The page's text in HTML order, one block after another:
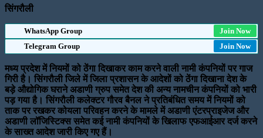
सिंगरौली
WhatsApp Group
Join Now
Telegram Group
Join Now
मध्य प्रदेश में नियमों को ठेंगा दिखाकर काम करने वाली नामी कंपनियों पर गाज
गिरी है। सिंगरौली जिले में जिला प्रशासन के आदेशों को ठेंगा दिखाना देश के
बड़े औद्योगिक घराने अडाणी ग्रुप समेत देश की अन्य नामचीन कंपनियों को भारी
पड़ गया है। सिंगरौली कलेक्टर गौरव बैनल ने प्रतिबंधित समय में नियमों को
ताक पर रखकर कोयला परिवहन करने के मामले में अडाणी एंटरप्राइजेज और
अडाणी लॉजिस्टिक्स समेत कई नामी कंपनियों के खिलाफ एफआईआर दर्ज करने
के साख्त आदेश जारी किए गए हैं।